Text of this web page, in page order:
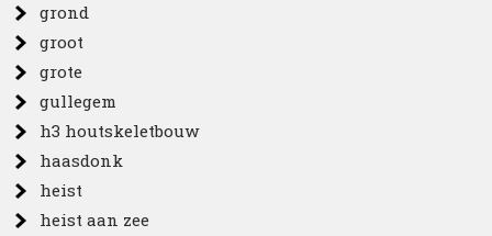
grond
groot
grote
gullegem
h3 houtskeletbouw
haasdonk
heist
heist aan zee